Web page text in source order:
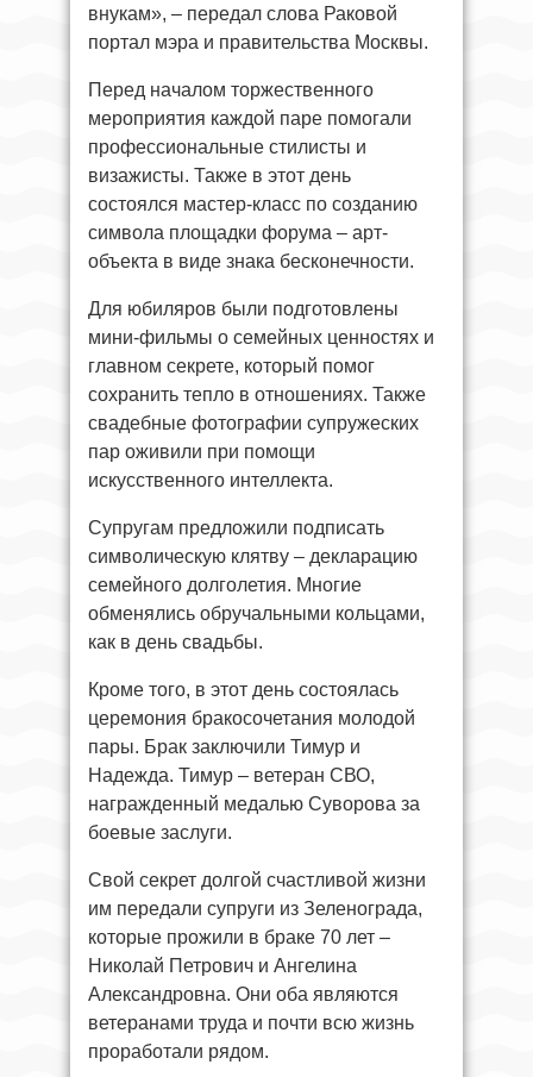
внукам», – передал слова Раковой
портал мэра и правительства Москвы.
Перед началом торжественного
мероприятия каждой паре помогали
профессиональные стилисты и
визажисты. Также в этот день
состоялся мастер-класс по созданию
символа площадки форума – арт-
объекта в виде знака бесконечности.
Для юбиляров были подготовлены
мини-фильмы о семейных ценностях и
главном секрете, который помог
сохранить тепло в отношениях. Также
свадебные фотографии супружеских
пар оживили при помощи
искусственного интеллекта.
Супругам предложили подписать
символическую клятву – декларацию
семейного долголетия. Многие
обменялись обручальными кольцами,
как в день свадьбы.
Кроме того, в этот день состоялась
церемония бракосочетания молодой
пары. Брак заключили Тимур и
Надежда. Тимур – ветеран СВО,
награжденный медалью Суворова за
боевые заслуги.
Свой секрет долгой счастливой жизни
им передали супруги из Зеленограда,
которые прожили в браке 70 лет –
Николай Петрович и Ангелина
Александровна. Они оба являются
ветеранами труда и почти всю жизнь
проработали рядом.